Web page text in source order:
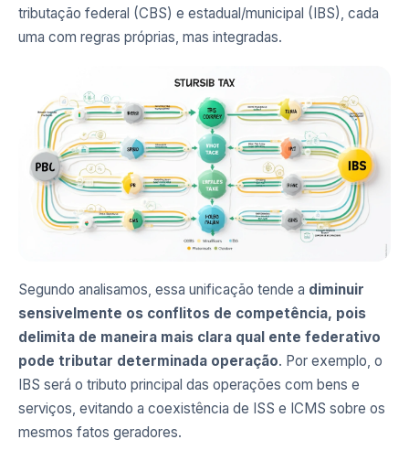
tributação federal (CBS) e estadual/municipal (IBS), cada
uma com regras próprias, mas integradas.
Segundo analisamos, essa unificação tende a diminuir
sensivelmente os conflitos de competência, pois
delimita de maneira mais clara qual ente federativo
pode tributar determinada operação. Por exemplo, o
IBS será o tributo principal das operações com bens e
serviços, evitando a coexistência de ISS e ICMS sobre os
mesmos fatos geradores.